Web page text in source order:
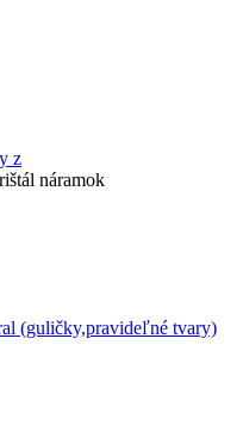
z
náramok
(guličky,pravideľné tvary)